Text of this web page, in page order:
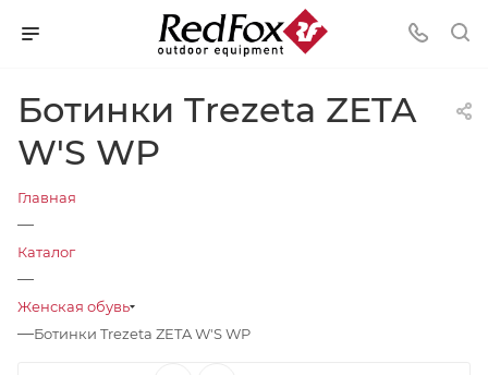
Ботинки Trezeta ZETA
W'S WP
Главная
—
Каталог
—
Женская обувь
—Ботинки Trezeta ZETA W'S WP